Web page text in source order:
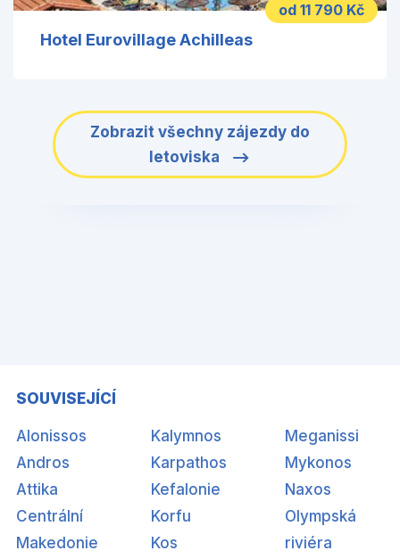
od 11 790 Kč
Hotel Eurovillage Achilleas
Zobrazit všechny zájezdy do
letoviska
SOUVISEJÍCÍ
Alonissos
Andros
Attika
Centrální
Makedonie
Kalymnos
Karpathos
Kefalonie
Korfu
Kos
Meganissi
Mykonos
Naxos
Olympská
riviéra